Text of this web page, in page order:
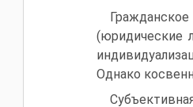
(юридические
Однако